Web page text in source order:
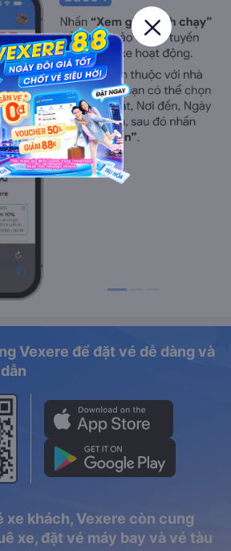
Vexere để đặt vé dễ dàng và
xe khách, Vexere còn cung
xe, đặt vé máy bay và vé tàu